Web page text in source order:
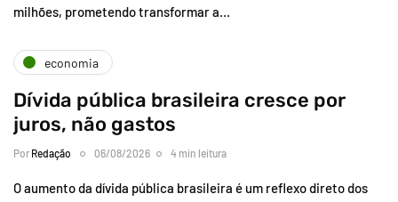
milhões, prometendo transformar a…
economia
Dívida pública brasileira cresce por
juros, não gastos
Por Redação 06/08/2026 4 min leitura
O aumento da dívida pública brasileira é um reflexo direto dos